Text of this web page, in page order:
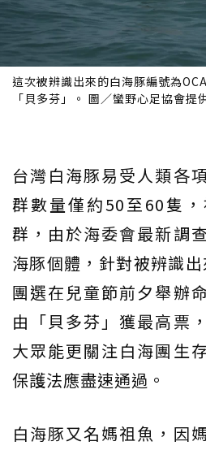
這次被辨識出來的白海豚編號為
「貝多芬」。 圖／蠻野心足協會提
台灣白海豚易受人類各
群數量僅約50至60隻
群，由於海委會最新調
海豚個體，針對被辨識
團選在兒童節前夕舉辦
由「貝多芬」獲最高票
大眾能更關注白海團生
保護法應盡速通過。
白海豚又名媽祖魚，因